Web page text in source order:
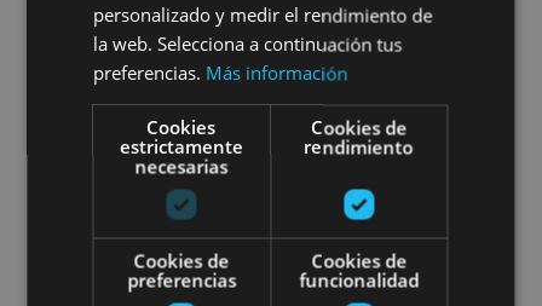
01 ENE - 31 DIC
Ruta 4x4 Bardenas esencial
Ruta 4x4 por las Bardenas:
personalizado y medir el rendimiento de
la web. Selecciona a continuación tus
preferencias. Más información
Cookies
estrictamente
necesarias
Cookies de
rendimiento
Cookies de
preferencias
Cookies de
funcionalidad